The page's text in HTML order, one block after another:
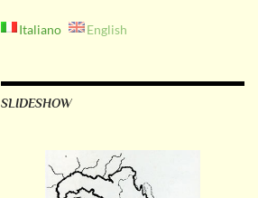
Italiano English
SLIDESHOW